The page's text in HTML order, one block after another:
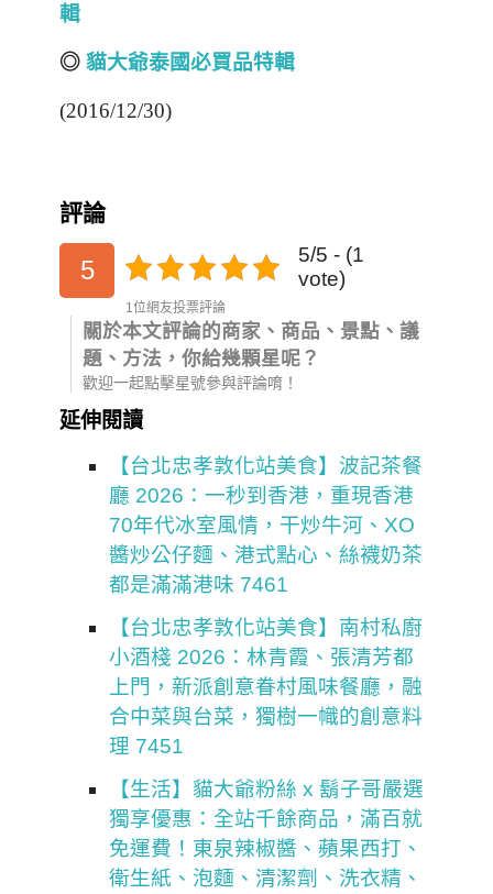
輯
◎ 貓大爺泰國必買品特輯
(2016/12/30)
評論
5
5/5 - (1
vote)
1位網友投票評論
關於本文評論的商家、商品、景點、議
題、方法，你給幾顆星呢？
歡迎一起點擊星號參與評論唷！
延伸閱讀
【台北忠孝敦化站美食】波記茶餐
廳 2026：一秒到香港，重現香港
70年代冰室風情，干炒牛河、XO
醬炒公仔麵、港式點心、絲襪奶茶
都是滿滿港味 7461
【台北忠孝敦化站美食】南村私廚
小酒棧 2026：林青霞、張清芳都
上門，新派創意眷村風味餐廳，融
合中菜與台菜，獨樹一幟的創意料
理 7451
【生活】貓大爺粉絲 x 鬍子哥嚴選
獨享優惠：全站千餘商品，滿百就
免運費！東泉辣椒醬、蘋果西打、
衛生紙、泡麵、清潔劑、洗衣精、